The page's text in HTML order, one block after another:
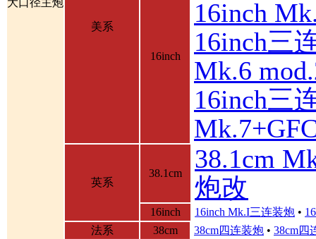
大口径主炮
美系
16inch
16inch
16inch三
Mk.6
16inch三
英系
38.1cm
38.1cm
炮改
16inch 16inch Mk.I三连装炮 •
法系
38cm 38cm四连装炮 • 38cm四